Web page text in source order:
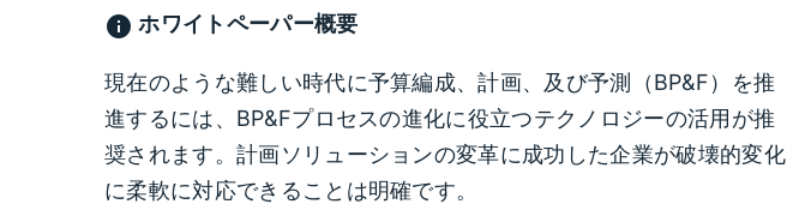
info ホワイトペーパー概要
現在のような難しい時代に予算編成、計画、及び予測（BP&F）を推
進するには、BP&Fプロセスの進化に役立つテクノロジーの活用が推
奨されます。計画ソリューションの変革に成功した企業が破壊的変化
に柔軟に対応できることは明確です。